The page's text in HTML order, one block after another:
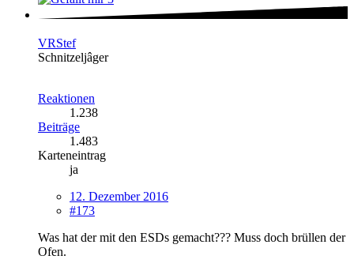
VRStef
Schnitzeljâger
Reaktionen
1.238
Beiträge
1.483
Karteneintrag
ja
12. Dezember 2016
#173
Was hat der mit den ESDs gemacht??? Muss doch brüllen der
Ofen.